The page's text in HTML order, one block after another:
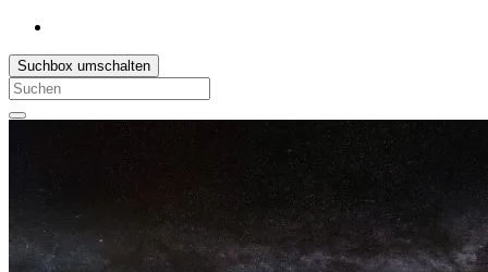
Suchbox umschalten
Search
for: